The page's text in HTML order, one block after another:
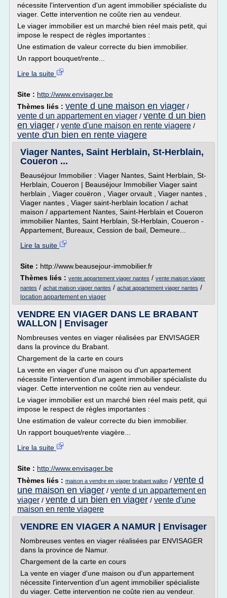
nécessite l'intervention d'un agent immobilier spécialiste du
viager. Cette intervention ne coûte rien au vendeur.
Le viager immobilier est un marché bien réel mais petit, qui
impose le respect de règles importantes :
Une estimation de valeur correcte du bien immobilier.
Un rapport bouquet/rente...
Lire la suite
Site : http://www.envisager.be
Thèmes liés : vente d une maison en viager /
vente d un appartement en viager / vente d un bien
en viager / vente d'une maison en rente viagere /
vente d'un bien en rente viagere
Viager Nantes, Saint Herblain, St-Herblain,
Coueron ...
Beauséjour Immobilier : Viager Nantes, Saint Herblain, St-
Herblain, Coueron | Beauséjour Immobilier Viager saint
herblain , Viager couëron , Viager orvault , Viager nantes ,
Viager nantes , Viager saint-herblain location / achat
maison / appartement Nantes, Saint-Herblain et Coueron
immobilier Nantes, Saint Herblain, St-Herblain, Coueron -
Appartement, Bureaux, Cession de bail, Demeure...
Lire la suite
Site : http://www.beausejour-immobilier.fr
Thèmes liés : vente appartement viager nantes / vente maison viager
nantes / achat maison viager nantes / achat appartement viager nantes /
location appartement en viager
VENDRE EN VIAGER DANS LE BRABANT
WALLON | Envisager
Nombreuses ventes en viager réalisées par ENVISAGER
dans la province du Brabant.
Chargement de la carte en cours
La vente en viager d'une maison ou d'un appartement
nécessite l'intervention d'un agent immobilier spécialiste du
viager. Cette intervention ne coûte rien au vendeur.
Le viager immobilier est un marché bien réel mais petit, qui
impose le respect de règles importantes :
Une estimation de valeur correcte du bien immobilier.
Un rapport bouquet/rente viagère...
Lire la suite
Site : http://www.envisager.be
Thèmes liés : maison a vendre en viager brabant wallon / vente d
une maison en viager / vente d un appartement en
viager / vente d un bien en viager / vente d'une
maison en rente viagere
VENDRE EN VIAGER A NAMUR | Envisager
Nombreuses ventes en viager réalisées par ENVISAGER
dans la province de Namur.
Chargement de la carte en cours
La vente en viager d'une maison ou d'un appartement
nécessite l'intervention d'un agent immobilier spécialiste
du viager. Cette intervention ne coûte rien au vendeur.